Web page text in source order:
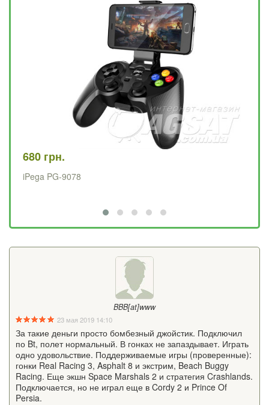
680 грн.
iPega PG-9078
BBB[at]www
23 мая 2019 14:10
За такие деньги просто бомбезный джойстик. Подключил
по Bt, полет нормальный. В гонках не запаздывает. Играть
одно удовольствие. Поддерживаемые игры (проверенные):
гонки Real Racing 3, Asphalt 8 и экстрим, Beach Buggy
Racing. Еще экшн Space Marshals 2 и стратегия Crashlands.
Подключается, но не играл еще в Cordy 2 и Prince Of
Persia.